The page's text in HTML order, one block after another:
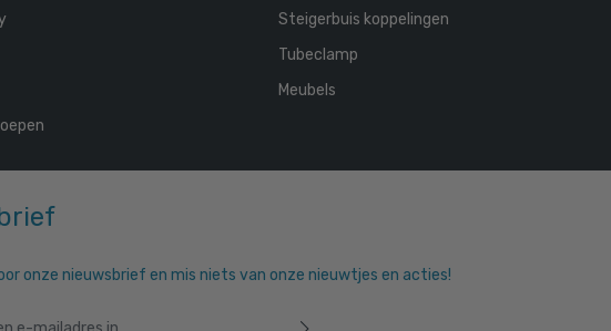
onze nieuwsbrief en mis niets van onze nieuwtjes en acties!
Steigerbuis koppelingen
Tubeclamp
Meubels